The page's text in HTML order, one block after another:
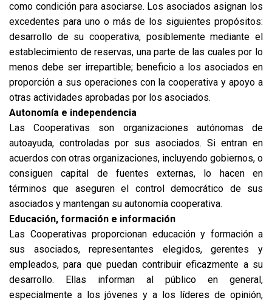
como condición para asociarse. Los asociados asignan los
excedentes para uno o más de los siguientes propósitos:
desarrollo de su cooperativa, posiblemente mediante el
establecimiento de reservas, una parte de las cuales por lo
menos debe ser irrepartible; beneficio a los asociados en
proporción a sus operaciones con la cooperativa y apoyo a
otras actividades aprobadas por los asociados.
Autonomía e independencia
Las Cooperativas son organizaciones autónomas de
autoayuda, controladas por sus asociados. Si entran en
acuerdos con otras organizaciones, incluyendo gobiernos, o
consiguen capital de fuentes externas, lo hacen en
términos que aseguren el control democrático de sus
asociados y mantengan su autonomía cooperativa.
Educación, formación e información
Las Cooperativas proporcionan educación y formación a
sus asociados, representantes elegidos, gerentes y
empleados, para que puedan contribuir eficazmente a su
desarrollo. Ellas informan al público en general,
especialmente a los jóvenes y a los líderes de opinión,